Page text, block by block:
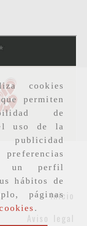
cookies
permiten
de
uso de la
un perfil
hábitos de
páginas
.
Inicio
Aviso legal